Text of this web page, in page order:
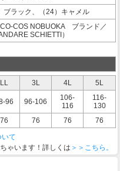
ブラック、（24）キャメル
COS NOBUOKA ブランド／
SCHIETTI）
LL 3L 4L
5L
96 96-106
106-
116
116-
130
76 76 76
76
て
ゃいます！詳しくは ＞＞こちら。